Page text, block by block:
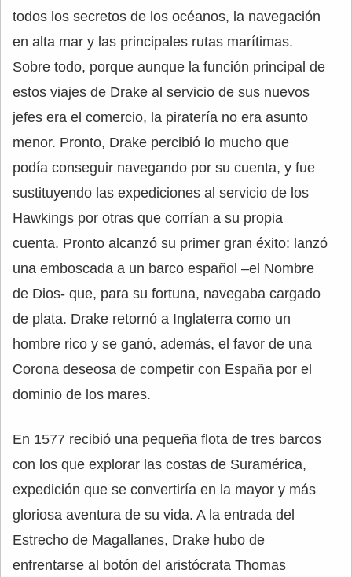
todos los secretos de los océanos, la navegación
en alta mar y las principales rutas marítimas.
Sobre todo, porque aunque la función principal de
estos viajes de Drake al servicio de sus nuevos
jefes era el comercio, la piratería no era asunto
menor. Pronto, Drake percibió lo mucho que
podía conseguir navegando por su cuenta, y fue
sustituyendo las expediciones al servicio de los
Hawkings por otras que corrían a su propia
cuenta. Pronto alcanzó su primer gran éxito: lanzó
una emboscada a un barco español –el Nombre
de Dios- que, para su fortuna, navegaba cargado
de plata. Drake retornó a Inglaterra como un
hombre rico y se ganó, además, el favor de una
Corona deseosa de competir con España por el
dominio de los mares.
En 1577 recibió una pequeña flota de tres barcos
con los que explorar las costas de Suramérica,
expedición que se convertiría en la mayor y más
gloriosa aventura de su vida. A la entrada del
Estrecho de Magallanes, Drake hubo de
enfrentarse al botón del aristócrata Thomas